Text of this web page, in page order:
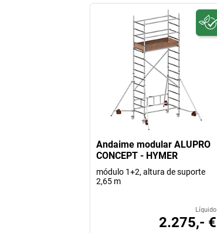
Andaime modular ALUPRO
CONCEPT - HYMER
módulo 1+2, altura de suporte
2,65 m
Líquido
2.275,- €